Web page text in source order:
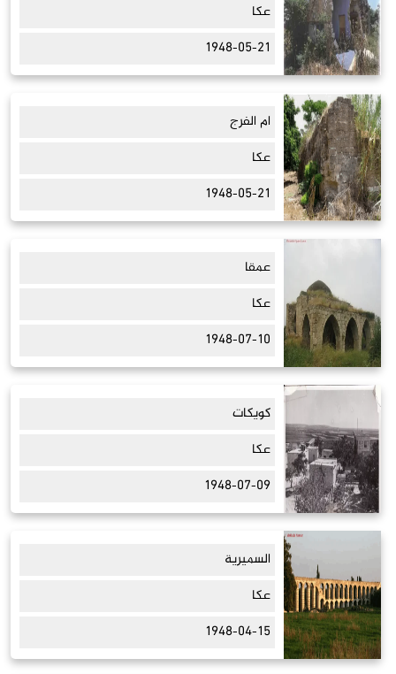
عكا
1948-05-21
ام الفرج
عكا
1948-05-21
عمقا
عكا
1948-07-10
كويكات
عكا
1948-07-09
السميرية
عكا
1948-04-15